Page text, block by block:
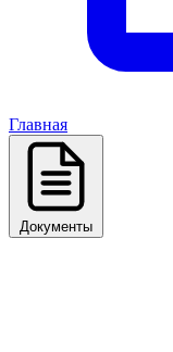
Главная
Документы